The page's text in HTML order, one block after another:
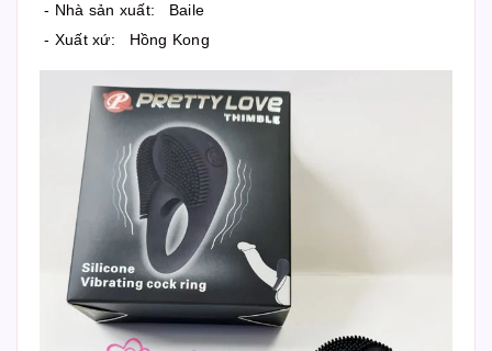
- Nhà sản xuất: Baile
- Xuất xứ: Hồng Kong